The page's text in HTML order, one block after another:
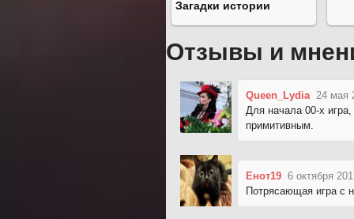
Загадки истории
Отзывы и
Queen_Lydia 24 мая
Для начала 00-х
примитивным.
Енот19 6 октября
Потрясающая игра с